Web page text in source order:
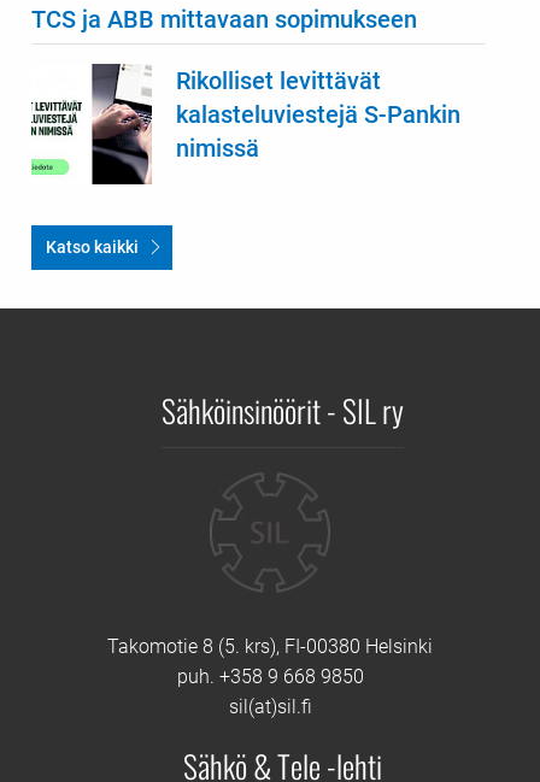
TCS ja ABB mittavaan sopimukseen
Rikolliset levittävät
kalasteluviestejä S-Pankin
nimissä
Katso kaikki
Sähköinsinöörit - SIL ry
Takomotie 8 (5. krs), FI-00380 Helsinki
puh. +358 9 668 9850
sil(at)sil.fi
Sähkö & Tele -lehti